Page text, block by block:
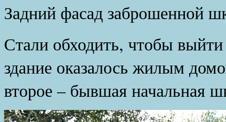
Задний фасад заброшенной
Стали обходить, чтобы
здание оказалось жилым
второе – бывшая начальная